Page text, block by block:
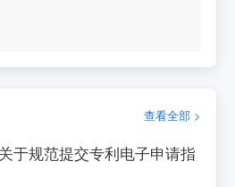
查看全部 >
于规范提交专利电子申请指